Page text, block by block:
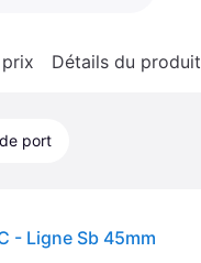
Détails du produit
port
- Ligne Sb 45mm